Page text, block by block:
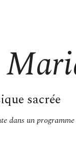
sacrée
dans un